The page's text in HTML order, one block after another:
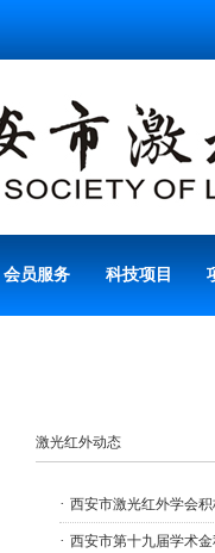
会员服务 科技项目
激光红外动态
· 西安市激光红外学会
· 西安市第十九届学术